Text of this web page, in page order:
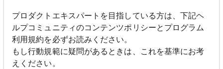
プロダクトエキスパートを目指している方は、下記ヘ
ルプコミュニティのコンテンツポリシーとプログラム
利用規約を必ずお読みください。
もし行動規範に疑問があるときは、これを基準にお考
えください。